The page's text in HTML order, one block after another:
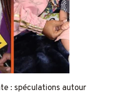
: spéculations autour